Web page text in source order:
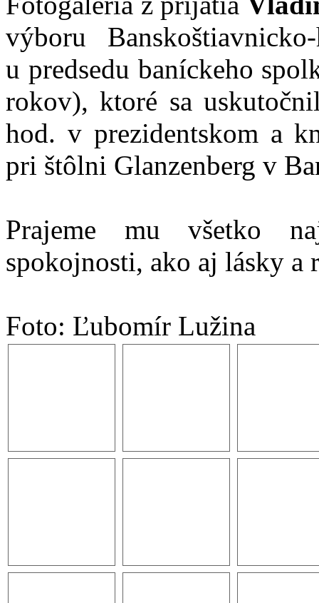
výboru
u predsedu baníckeho
rokov), ktoré sa
hod. v prezidentskom a
pri štôlni Glanzenberg v
Prajeme mu všetko
spokojnosti, ako aj lásky
Foto: Ľubomír Lužina